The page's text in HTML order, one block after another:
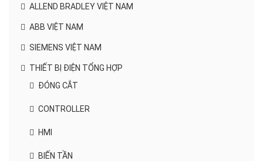
ALLEND BRADLEY VIỆT NAM
ABB VIỆT NAM
SIEMENS VIỆT NAM
THIẾT BỊ ĐIỆN TỔNG HỢP
ĐÓNG CẮT
CONTROLLER
HMI
BIẾN TẦN